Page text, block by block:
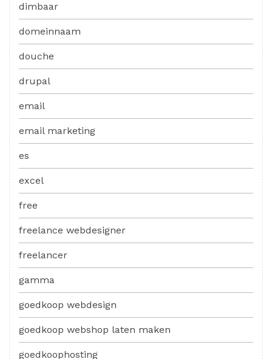
dimbaar
domeinnaam
douche
drupal
email
email marketing
es
excel
free
freelance webdesigner
freelancer
gamma
goedkoop webdesign
goedkoop webshop laten maken
goedkoophosting